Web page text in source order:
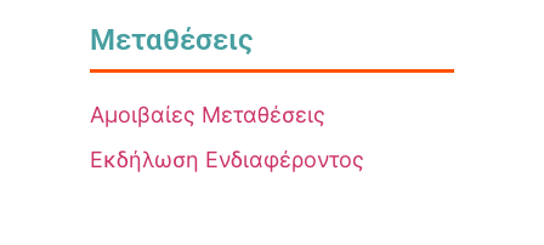
Μεταθέσεις
Αμοιβαίες Μεταθέσεις
Εκδήλωση Ενδιαφέροντος